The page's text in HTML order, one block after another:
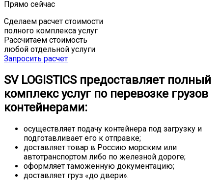
Прямо сейчас
Сделаем расчет стоимости
полного комплекса услуг
Рассчитаем стоимость
любой отдельной услуги
Запросить расчет
SV LOGISTICS предоставляет полный
комплекс услуг по перевозке грузов
контейнерами:
осуществляет подачу контейнера под загрузку и
подготавливает его к отправке;
доставляет товар в Россию морским или
автотранспортом либо по железной дороге;
оформляет таможенную документацию;
доставляет груз «до двери».